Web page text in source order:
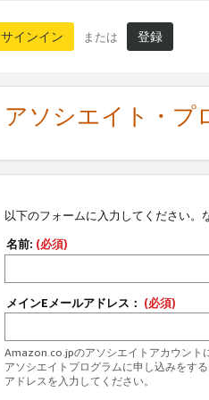
サインイン または 登録
アソシエイト・プ
以下のフォームに入力してください。
名前: (必須)
メインEメールアドレス： (必須)
Amazon.co.jpのアソシエイトアカウント
アソシエイトプログラムに申し込みをす
アドレスを入力してください。